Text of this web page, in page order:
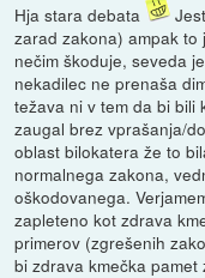
Hja stara debata
zarad zakona) ampak
nečim škoduje, seveda
nekadilec ne prenaša
težava ni v tem da bi bili
zaugal brez vprašanja/
oblast bilokatera že to
normalnega zakona,
oškodovanega.
zapleteno kot zdrava
primerov (zgrešenih
bi zdrava kmečka pamet